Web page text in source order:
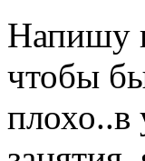
Напишу
чтобы
плохо..в